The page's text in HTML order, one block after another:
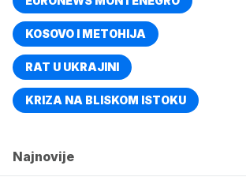
KOSOVO I METOHIJA
RAT U UKRAJINI
KRIZA NA BLISKOM ISTOKU
Najnovije
TOP TAGOVI
Naslovna Srbija
Vučević:
godine,